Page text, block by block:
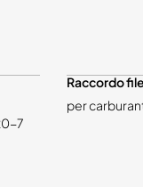
7
Raccordo
per